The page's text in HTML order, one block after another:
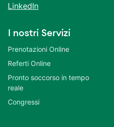
LinkedIn
I nostri Servizi
Prenotazioni Online
Referti Online
Pronto soccorso in tempo
reale
Congressi